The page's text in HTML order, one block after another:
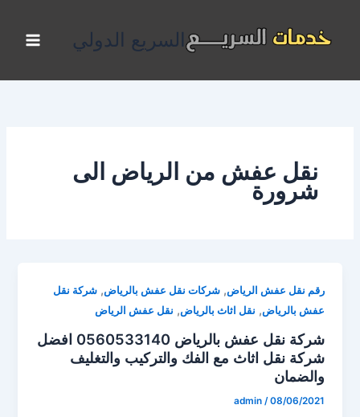
المحتوى
السريع الدولي
نقل عفش من الرياض الى
شرورة
رقم نقل عفش الرياض,شركات نقل عفش بالرياض,شركة نقل
عفش بالرياض, نقل اثاث بالرياض, نقل عفش الرياض
شركة نقل عفش بالرياض 0560533140 افضل
شركة نقل اثاث مع الفك والتركيب والتغليف
والضمان
admin /08/06/2021